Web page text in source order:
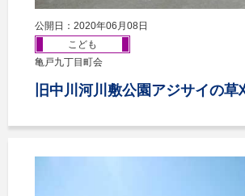
公開日：2020年06月08日
こども
亀戸九丁目町会
旧中川河川敷公園アジサイの草